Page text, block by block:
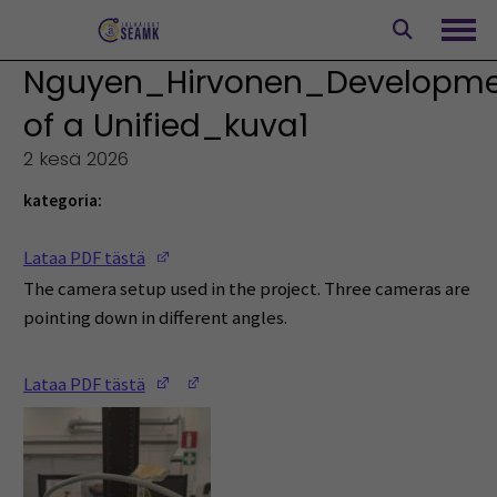
of a Unified_kuva1
2 kesä 2026
kategoria:
Lataa PDF tästä
The camera setup used in the project. Three cameras are
pointing down in different angles.
Lataa PDF tästä (Opens in a new window)